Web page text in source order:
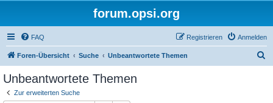
forum.opsi.org
FAQ Anmelden
Registrieren
Foren-Übersicht Suche Unbeantwortete Themen
Unbeantwortete Themen
Zur erweiterten Suche